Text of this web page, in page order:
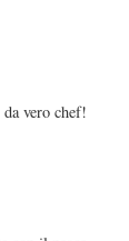
vero chef!